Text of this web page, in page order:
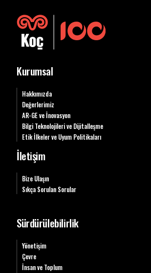
Kurumsal
Hakkımızda
Değerlerimiz
AR-GE ve İnovasyon
Bilgi Teknolojileri ve Dijitalleşme
Etik İlkeler ve Uyum Politikaları
İletişim
Bize Ulaşın
Sıkça Sorulan Sorular
Sürdürülebilirlik
Yönetişim
Çevre
İnsan ve Toplum